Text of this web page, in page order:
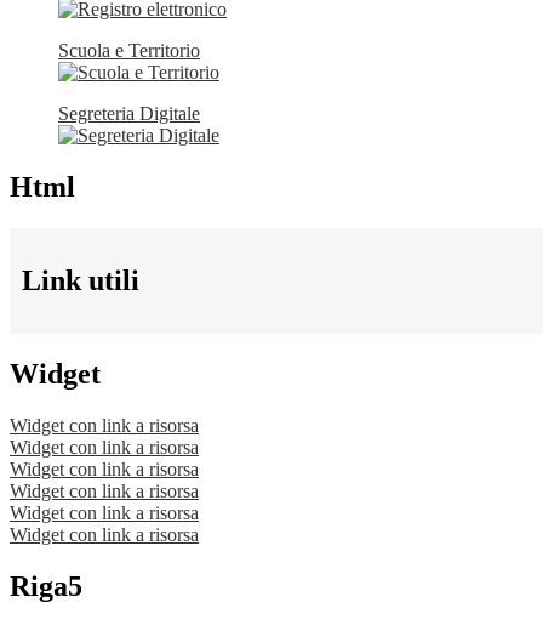
Scuola e Territorio
Segreteria Digitale
Html
Link utili
Widget
Widget con link a risorsa
Widget con link a risorsa
Widget con link a risorsa
Widget con link a risorsa
Widget con link a risorsa
Widget con link a risorsa
Riga5